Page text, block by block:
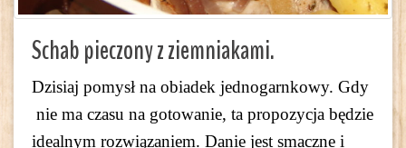
Schab pieczony z ziemniakami.
Dzisiaj pomysł na obiadek jednogarnkowy. Gdy
nie ma czasu na gotowanie, ta propozycja będzie
idealnym rozwiązaniem. Danie jest smaczne i